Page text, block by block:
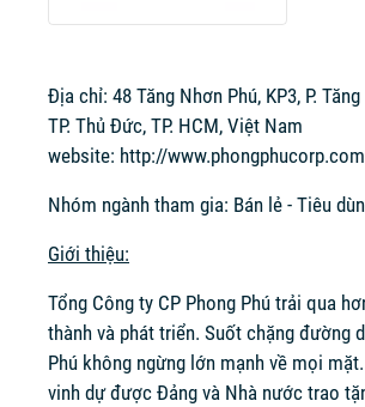
Địa chỉ: 48 Tăng Nhơn Phú, KP3, P.
TP. Thủ Đức, TP. HCM, Việt Nam
website: http://www.phongphucorp.com
Nhóm ngành tham gia: Bán lẻ - Tiêu
Giới thiệu:
Tổng Công ty CP Phong Phú trải qua
thành và phát triển. Suốt chặng đường
Phú không ngừng lớn mạnh về mọi
vinh dự được Đảng và Nhà nước trao